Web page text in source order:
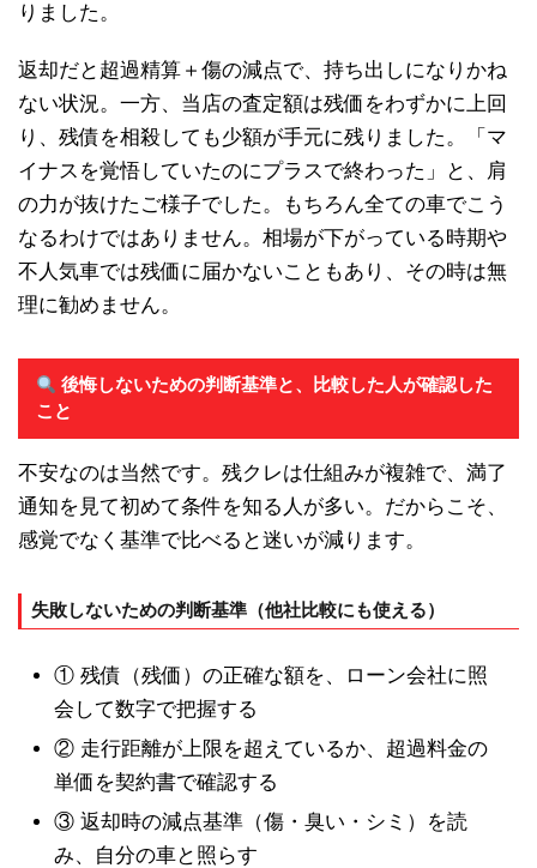
りました。
返却だと超過精算＋傷の減点で、持ち出しになりかね
ない状況。一方、当店の査定額は残価をわずかに上回
り、残債を相殺しても少額が手元に残りました。「マ
イナスを覚悟していたのにプラスで終わった」と、肩
の力が抜けたご様子でした。もちろん全ての車でこう
なるわけではありません。相場が下がっている時期や
不人気車では残価に届かないこともあり、その時は無
理に勧めません。
後悔しないための判断基準と、比較した人が確認した
こと
不安なのは当然です。残クレは仕組みが複雑で、満了
通知を見て初めて条件を知る人が多い。だからこそ、
感覚でなく基準で比べると迷いが減ります。
失敗しないための判断基準（他社比較にも使える）
① 残債（残価）の正確な額を、ローン会社に照
会して数字で把握する
② 走行距離が上限を超えているか、超過料金の
単価を契約書で確認する
③ 返却時の減点基準（傷・臭い・シミ）を読
み、自分の車と照らす